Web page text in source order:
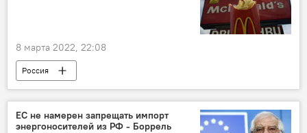
8 марта 2022, 22:08
Россия
Защита Донбасса. Спецоперация РФ на Украине
ресторан
ЕС не намерен запрещать импорт
энергоносителей из РФ - Боррель